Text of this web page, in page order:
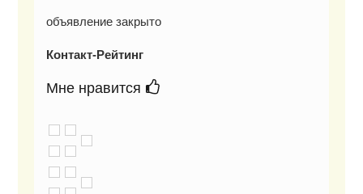
объявление закрыто
Контакт-Рейтинг
Мне нравится